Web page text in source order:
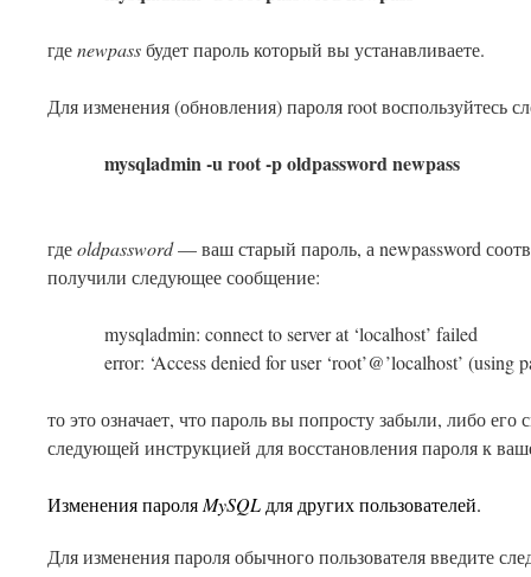
гдеnewpassбудет пароль который вы устанавливаете.
Для изменения (обновления) пароля root воспользуйтесь
mysqladmin -u root -p oldpassword newpass
гдеoldpassword— ваш старый пароль, а newpassword
получили следующее сообщение:
mysqladmin: connect to server at ‘localhost’ failed
error: ‘Access denied for user ‘root’@’localhost’ (using
то это означает, что пароль вы попросту забыли, либо его
следующей инструкцией для восстановления пароля к
Изменения пароля MySQL для других пользователей.
Для изменения пароля обычного пользователя введите